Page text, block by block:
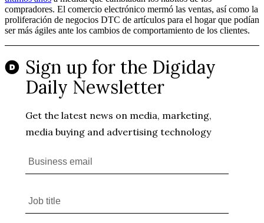
compradores. El comercio electrónico mermó las ventas, así como la
proliferación de negocios DTC de artículos para el hogar que podían
ser más ágiles ante los cambios de comportamiento de los clientes.